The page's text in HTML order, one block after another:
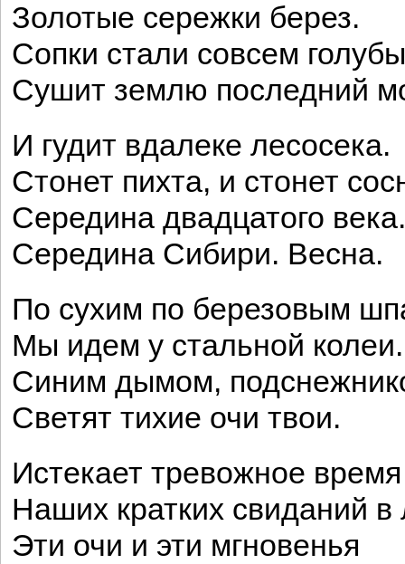
Золотые сережки берез.
Сопки стали совсем
Сушит землю последний
И гудит вдалеке лесосека.
Стонет пихта, и стонет
Середина двадцатого века.
Середина Сибири. Весна.
По сухим по березовым
Мы идем у стальной колеи.
Синим дымом,
Светят тихие очи твои.
Истекает тревожное время
Наших кратких свиданий в
Эти очи и эти мгновенья